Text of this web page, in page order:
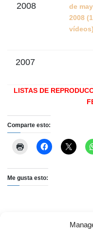
2008
de
2008
vídeos)
2007
LISTAS DE
Comparte esto:
Me gusta esto: